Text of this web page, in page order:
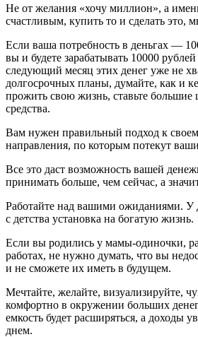
Не от желания «хочу миллион», а
счастливым, купить то и сделать это,
Если ваша потребность в деньгах —
вы и будете зарабатывать 10000
следующий месяц этих денег уже не
долгосрочных планы, думайте, как и
прожить свою жизнь, ставьте
средства.
Вам нужен правильный подход к
направления, по которым потекут
Все это даст возможность вашей
принимать больше, чем сейчас, а
Работайте над вашими ожиданиями. У
с детства установка на богатую жизнь.
Если вы родились у мамы-одиночки,
работах, не нужно думать, что вы
и не сможете их иметь в будущем.
Мечтайте, желайте, визуализируйте,
комфортно в окружении больших
емкость будет расширяться, а доходы
днем.